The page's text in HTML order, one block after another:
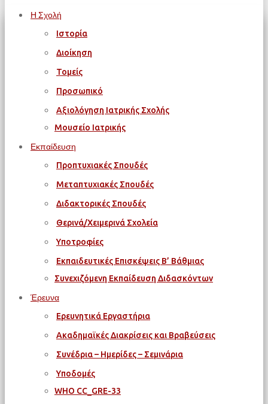
Η Σχολή
Ιστορία
Διοίκηση
Τομείς
Προσωπικό
Αξιολόγηση Ιατρικής Σχολής
Μουσείο Ιατρικής
Εκπαίδευση
Προπτυχιακές Σπουδές
Μεταπτυχιακές Σπουδές
Διδακτορικές Σπουδές
Θερινά/Χειμερινά Σχολεία
Υποτροφίες
Εκπαιδευτικές Επισκέψεις Β’ Βάθμιας
Συνεχιζόμενη Εκπαίδευση Διδασκόντων
Έρευνα
Ερευνητικά Εργαστήρια
Ακαδημαϊκές Διακρίσεις και Βραβεύσεις
Συνέδρια – Ημερίδες – Σεμινάρια
Υποδομές
WΗΟ CC_GRE-33